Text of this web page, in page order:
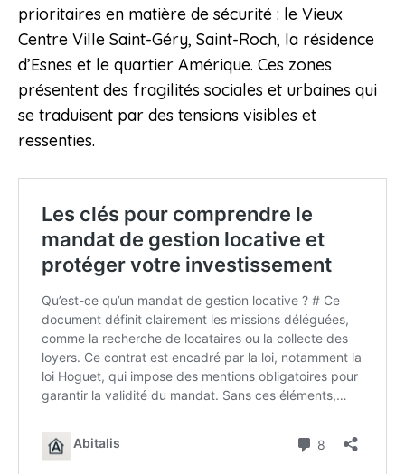
prioritaires en matière de sécurité : le Vieux
Centre Ville Saint-Géry, Saint-Roch, la résidence
d’Esnes et le quartier Amérique. Ces zones
présentent des fragilités sociales et urbaines qui
se traduisent par des tensions visibles et
ressenties.